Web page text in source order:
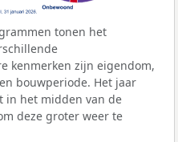
tonen het
kenmerken zijn eigendom,
bouwperiode. Het jaar
in het midden van de
deze groter weer te